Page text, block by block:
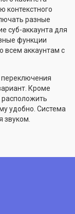
контекстного
разные
суб-аккаунта для
функции
всем аккаунтам с
Кроме
расположить
удобно. Система
звуком.